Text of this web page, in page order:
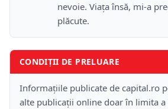
nevoie. Viața însă, mi-a
plăcute.
CONDIȚII DE PRELUARE
Informațiile publicate de capital.ro
alte publicații online doar în limita a